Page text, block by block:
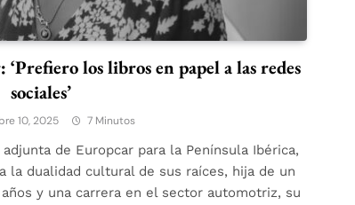
los libros en papel a las redes
sociales’
10, 2025 7 Minutos
de Europcar para la Península Ibérica,
la dualidad cultural de sus raíces, hija de un
y una carrera en el sector automotriz, su